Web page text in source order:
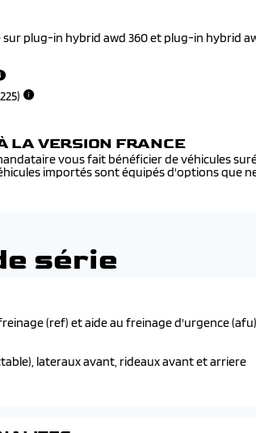
plug-in hybrid awd 360 et plug-in hybrid
LA VERSION FRANCE
vous fait bénéficier de véhicules
importés sont équipés d'options que
série
(ref) et aide au freinage d'urgence (afu)
lateraux avant, rideaux avant et arriere
ligne